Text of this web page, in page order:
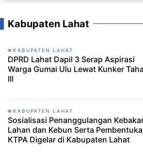
Kabupaten Lahat
KABUPATEN LAHAT
DPRD Lahat Dapil 3 Serap Aspirasi
Warga Gumai Ulu Lewat Kunker
III
KABUPATEN LAHAT
Sosialisasi Penanggulangan
Lahan dan Kebun Serta
KTPA Digelar di Kabupaten Lahat